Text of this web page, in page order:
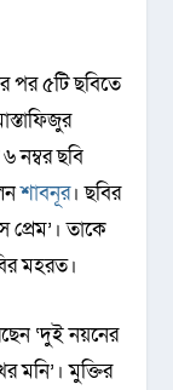
পর ৫টি ছবিতে
নম্বর ছবি
শাবনূর। ছবির
প্রেম’। তাকে
মহরত।
‘দুই নয়নের
মনি’। মুক্তির